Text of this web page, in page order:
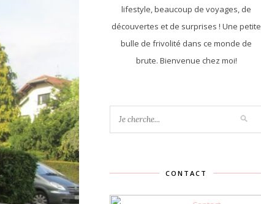
lifestyle, beaucoup de voyages, de
découvertes et de surprises ! Une petite
bulle de frivolité dans ce monde de
brute. Bienvenue chez moi!
CONTACT